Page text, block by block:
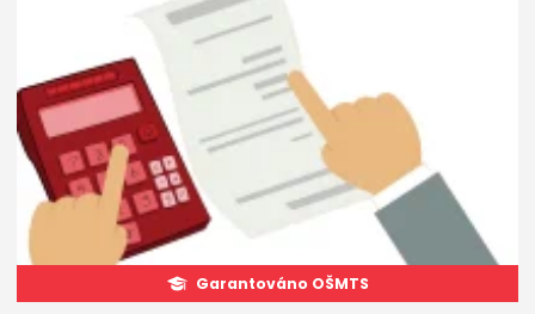
Garantováno OŠMTS